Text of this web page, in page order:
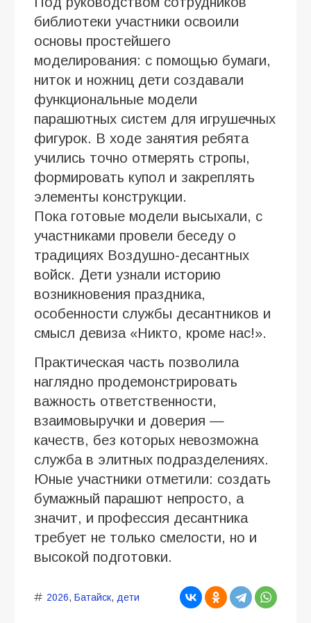
библиотеки участники освоили
основы простейшего
моделирования: с помощью бумаги,
ниток и ножниц дети создавали
функциональные модели
парашютных систем для игрушечных
фигурок. В ходе занятия ребята
учились точно отмерять стропы,
формировать купол и закреплять
элементы конструкции.
Пока готовые модели высыхали, с
участниками провели беседу о
традициях Воздушно-десантных
войск. Дети узнали историю
возникновения праздника,
особенности службы десантников и
смысл девиза «Никто, кроме нас!».
Практическая часть позволила
наглядно продемонстрировать
важность ответственности,
взаимовыручки и доверия —
качеств, без которых невозможна
служба в элитных подразделениях.
Юные участники отметили: создать
бумажный парашют непросто, а
значит, и профессия десантника
требует не только смелости, но и
высокой подготовки.
2026, Батайск, дети